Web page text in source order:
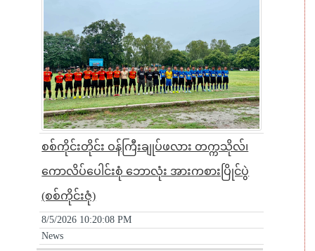
စစ်ကိုင်းတိုင်း ဝန်ကြီးချုပ်ဖလား တက္ကသိုလ်၊
ကောလိပ်ပေါင်းစုံ ဘောလုံး အားကစားပြိုင်ပွဲ
(စစ်ကိုင်းဇုံ)
8/5/2026 10:20:08 PM
News